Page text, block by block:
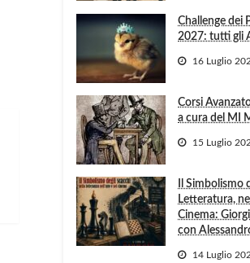
Challenge dei
2027: tutti gli
16 Luglio
Corsi
a cura del MI
15 Luglio
Il Simbolismo
Letteratura,
Cinema:
con
14 Luglio